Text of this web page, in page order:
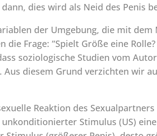
dies wird als Neid des Penis
der Umgebung, die mit dem
Frage: “Spielt Größe eine
soziologische Studien vom
diesem Grund verzichten wir
Reaktion des
Stimulus (US) eine